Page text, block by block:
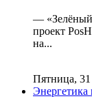
—
проект
на...
Пятница,